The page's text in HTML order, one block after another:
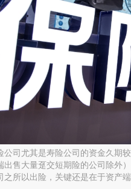
公司尤其是寿险公司的资金久期
出售大量趸交短期险的公司除外
之所以出险，关键还是在于资产端